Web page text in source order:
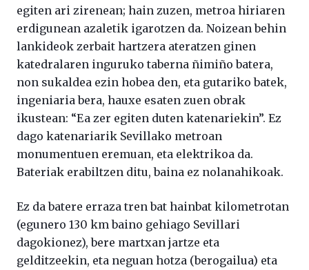
egiten ari zirenean; hain zuzen, metroa hiriaren
erdigunean azaletik igarotzen da. Noizean behin
lankideok zerbait hartzera ateratzen ginen
katedralaren inguruko taberna ñimiño batera,
non sukaldea ezin hobea den, eta gutariko batek,
ingeniaria bera, hauxe esaten zuen obrak
ikustean: “Ea zer egiten duten katenariekin”. Ez
dago katenariarik Sevillako metroan
monumentuen eremuan, eta elektrikoa da.
Bateriak erabiltzen ditu, baina ez nolanahikoak.
Ez da batere erraza tren bat hainbat kilometrotan
(egunero 130 km baino gehiago Sevillari
dagokionez), bere martxan jartze eta
gelditzeekin, eta neguan hotza (berogailua) eta